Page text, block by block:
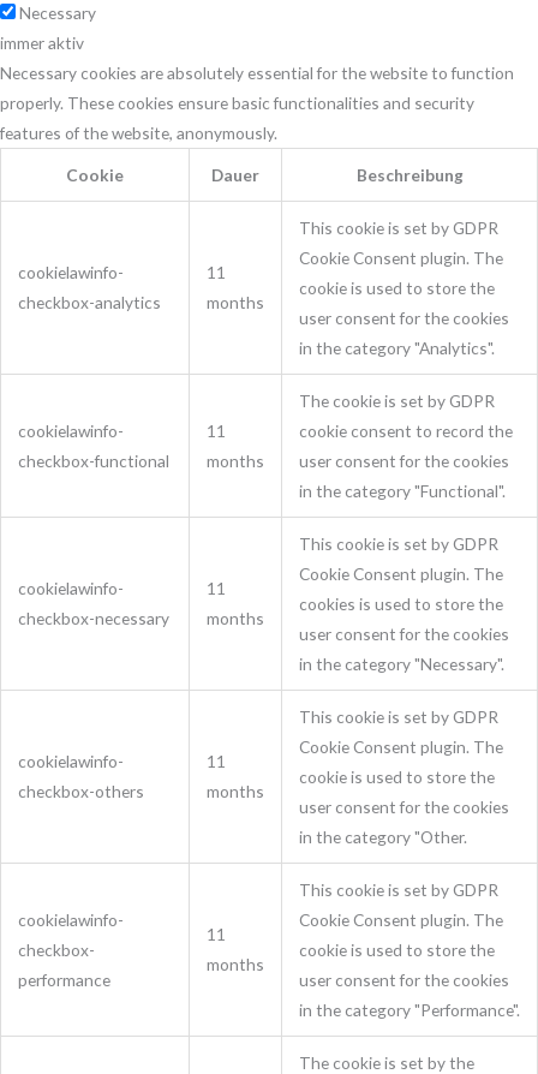
Necessary
immer aktiv
Necessary cookies are absolutely essential for the website to function
properly. These cookies ensure basic functionalities and security
features of the website, anonymously.
Cookie Dauer Beschreibung
cookielawinfo-
checkbox-analytics
11
months
This cookie is set by GDPR
Cookie Consent plugin. The
cookie is used to store the
user consent for the cookies
in the category "Analytics".
cookielawinfo-
checkbox-functional
11
months
The cookie is set by GDPR
cookie consent to record the
user consent for the cookies
in the category "Functional".
cookielawinfo-
checkbox-necessary
11
months
This cookie is set by GDPR
Cookie Consent plugin. The
cookies is used to store the
user consent for the cookies
in the category "Necessary".
cookielawinfo-
checkbox-others
11
months
This cookie is set by GDPR
Cookie Consent plugin. The
cookie is used to store the
user consent for the cookies
in the category "Other.
cookielawinfo-
checkbox-
performance
11
months
This cookie is set by GDPR
Cookie Consent plugin. The
cookie is used to store the
user consent for the cookies
in the category "Performance".
The cookie is set by the